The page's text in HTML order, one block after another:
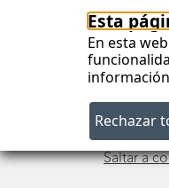
Esta
En esta
Saltar a